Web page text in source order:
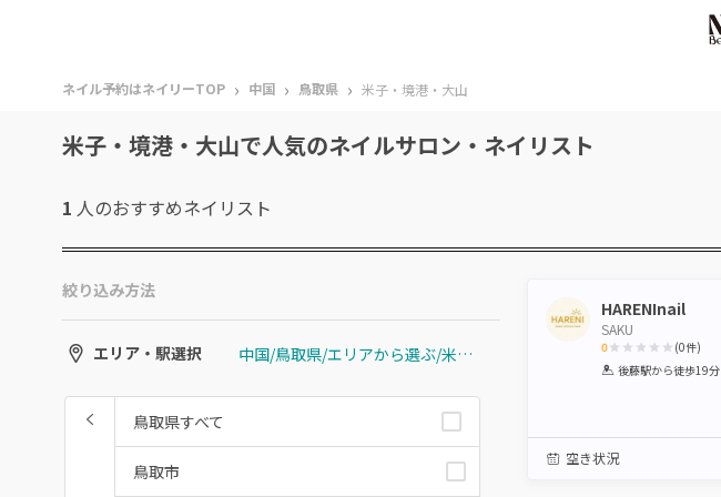
ネイル予約はネイリーTOP › 中国 › 鳥取県 › 米子・境港・大山
米子・境港・大山で人気のネイルサロン・ネイリスト
1 人のおすすめネイリスト
絞り込み方法
エリア・駅選択 中国/鳥取県/エリアから選ぶ/米子・境港・大山
鳥取県すべて
鳥取市
HARENInail
SAKU
0
1 2 3 4 5
(0件)
後藤駅から徒歩19分
空き状況